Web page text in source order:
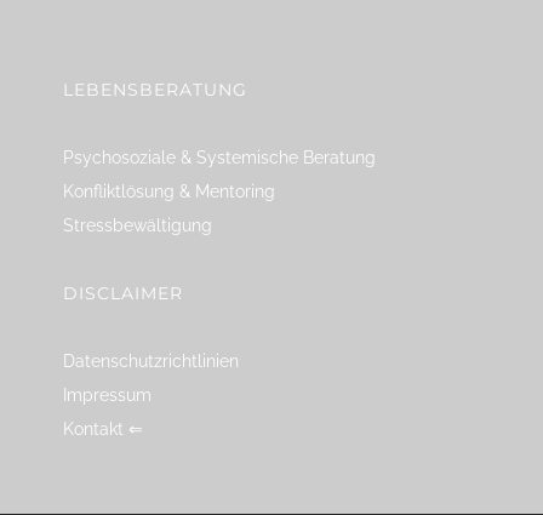
LEBENSBERATUNG
Psychosoziale & Systemische Beratung
Konfliktlösung & Mentoring
Stressbewältigung
DISCLAIMER
Datenschutzrichtlinien
Impressum
Kontakt ⇐